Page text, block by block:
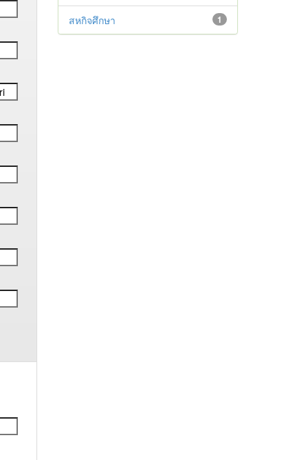
1
สหกิจศึกษา